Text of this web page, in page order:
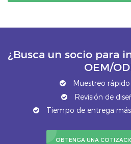
¿Busca un socio para
OEM/
Muestreo rápido
Revisión de
Tiempo de entrega
OBTENGA UNA